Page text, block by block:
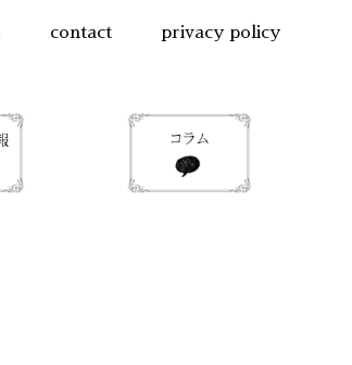
contact privacy policy